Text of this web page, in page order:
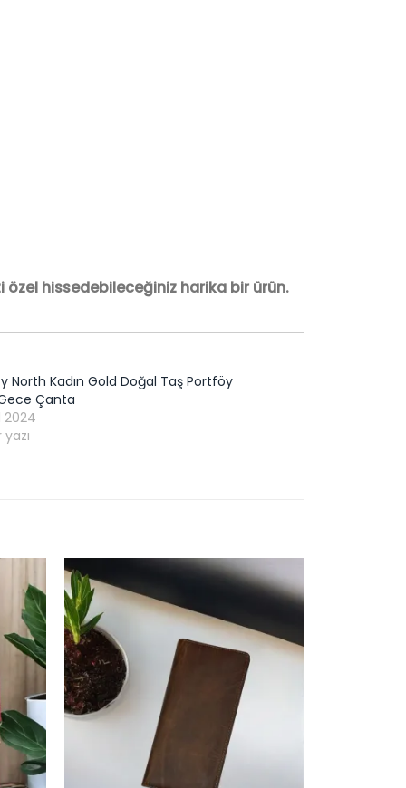
özel hissedebileceğiniz harika bir ürün.
North Kadın Gold Doğal Taş Portföy
Çanta
2024
Add to
Add to
wishlist